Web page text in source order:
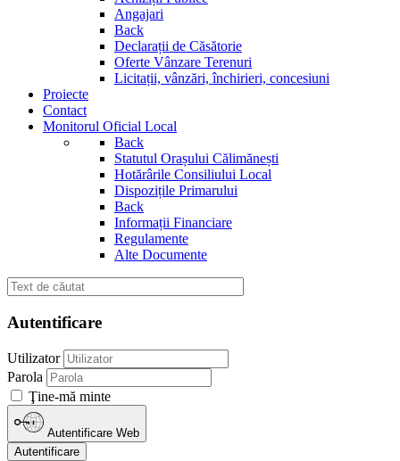
Angajari
Back
Declarații de Căsătorie
Oferte Vânzare Terenuri
Licitații, vânzări, închirieri, concesiuni
Proiecte
Contact
Monitorul Oficial Local
Back
Statutul Orașului Călimănești
Hotărârile Consiliului Local
Dispozițile Primarului
Back
Informații Financiare
Regulamente
Alte Documente
Autentificare
Utilizator
Parola
Ţine-mă minte
Autentificare Web
Autentificare